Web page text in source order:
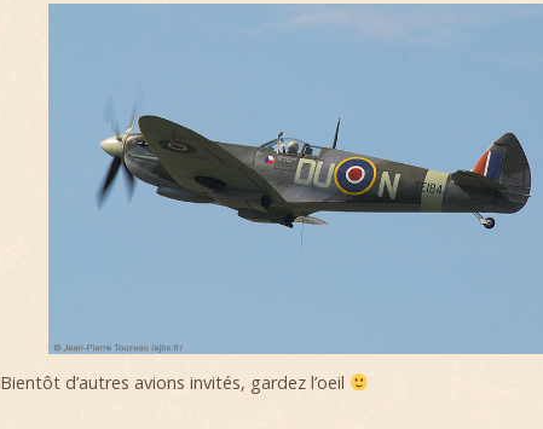
Bientôt d’autres avions invités, gardez l’oeil